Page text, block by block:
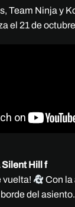
Team Ninja y
el 21 de
Silent Hill f
vuelta!
Con la
del asiento.